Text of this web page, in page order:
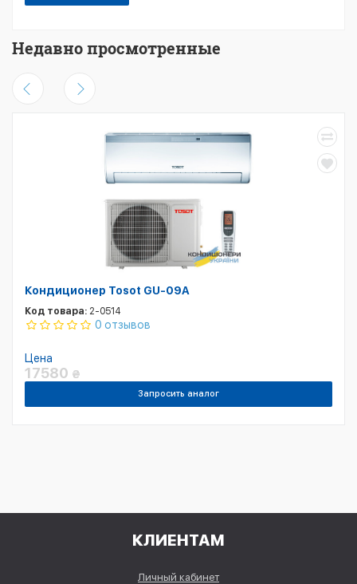
Недавно просмотренные
Кондиционер Tosot GU-09A
Код товара: 2-0514
0 отзывов
Цена
17580 ₴
Запросить аналог
КЛИЕНТАМ
Личный кабинет